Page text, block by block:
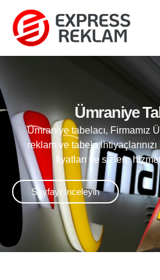
Ümraniye
Ümraniye tabelacı, Firmamız
reklam ve tabela
fiyatları ile sizlere
Sayfayı İnceleyin